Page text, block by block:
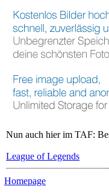
Nun auch hier im TAF:
League of Legends
Homepage